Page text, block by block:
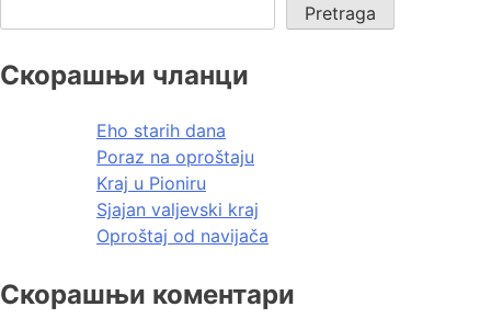
Pretraga
Скорашњи чланци
Eho starih dana
Poraz na oproštaju
Kraj u Pioniru
Sjajan valjevski kraj
Oproštaj od navijača
Скорашњи коментари